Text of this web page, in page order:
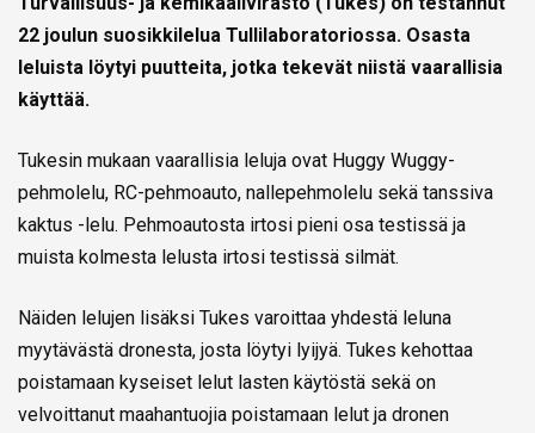
22 joulun suosikkilelua Tullilaboratoriossa. Osasta
leluista löytyi puutteita, jotka tekevät niistä vaarallisia
käyttää.
Tukesin mukaan vaarallisia leluja ovat Huggy Wuggy-
pehmolelu, RC-pehmoauto, nallepehmolelu sekä tanssiva
kaktus -lelu. Pehmoautosta irtosi pieni osa testissä ja
muista kolmesta lelusta irtosi testissä silmät.
Näiden lelujen lisäksi Tukes varoittaa yhdestä leluna
myytävästä dronesta, josta löytyi lyijyä. Tukes kehottaa
poistamaan kyseiset lelut lasten käytöstä sekä on
velvoittanut maahantuojia poistamaan lelut ja dronen